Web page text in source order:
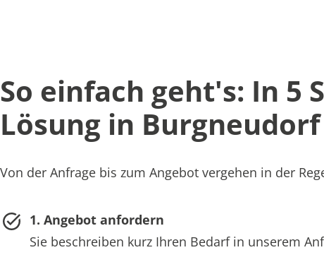
So einfach geht's: In 5
Lösung in Burgneudorf
Von der Anfrage bis zum Angebot vergehen in der
1. Angebot anfordern
Sie beschreiben kurz Ihren Bedarf in unserem